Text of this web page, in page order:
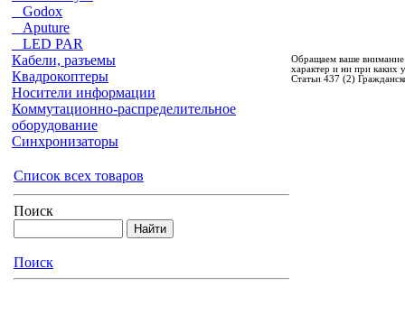
Godox
Aputure
LED PAR
Кабели, разъемы
Квадрокоптеры
Носители информации
Коммутационно-распределительное
оборудование
Синхронизаторы
Список всех товаров
Поиск
Поиск
Обращаем ваше
характер и ни при каких
Статьи 437 (2)